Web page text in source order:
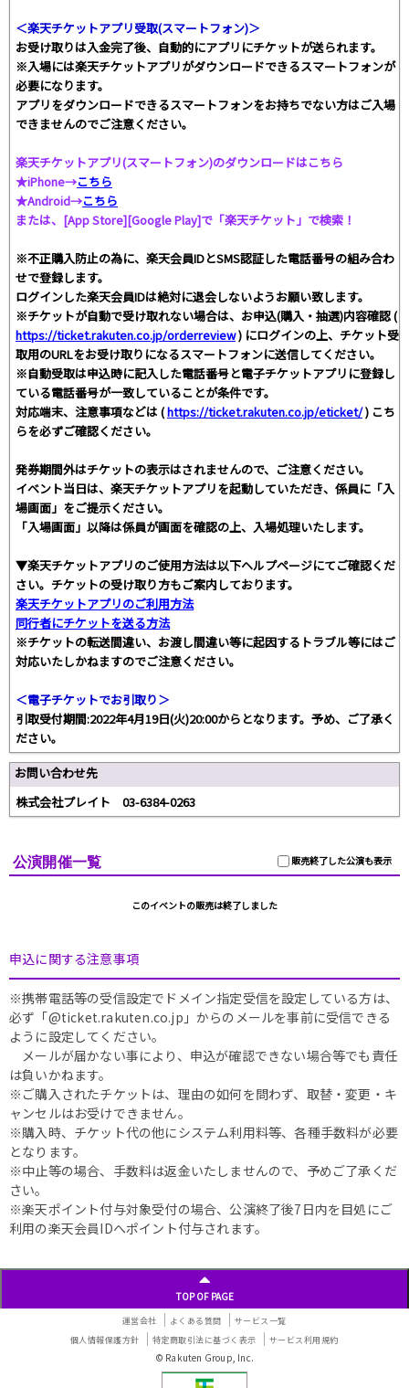
＜楽天チケットアプリ受取(スマートフォン)＞
お受け取りは入金完了後、自動的にアプリにチケットが送られます。
※入場には楽天チケットアプリがダウンロードできるスマートフォンが
必要になります。
アプリをダウンロードできるスマートフォンをお持ちでない方はご入場
できませんのでご注意ください。
楽天チケットアプリ(スマートフォン)のダウンロードはこちら
★iPhone→こちら
★Android→こちら
または、[App Store][Google Play]で「楽天チケット」で検索！
※不正購入防止の為に、楽天会員IDとSMS認証した電話番号の組み合わ
せで登録します。
ログインした楽天会員IDは絶対に退会しないようお願い致します。
※チケットが自動で受け取れない場合は、お申込(購入・抽選)内容確認 (
https://ticket.rakuten.co.jp/orderreview) にログインの上、チケット受
取用のURLをお受け取りになるスマートフォンに送信してください。
※自動受取は申込時に記入した電話番号と電子チケットアプリに登録し
ている電話番号が一致していることが条件です。
対応端末、注意事項などは (https://ticket.rakuten.co.jp/eticket/) こち
らを必ずご確認ください。
発券期間外はチケットの表示はされませんので、ご注意ください。
イベント当日は、楽天チケットアプリを起動していただき、係員に「入
場画面」をご提示ください。
「入場画面」以降は係員が画面を確認の上、入場処理いたします。
▼楽天チケットアプリのご使用方法は以下ヘルプページにてご確認くだ
さい。チケットの受け取り方もご案内しております。
楽天チケットアプリのご利用方法
同行者にチケットを送る方法
※チケットの転送間違い、お渡し間違い等に起因するトラブル等にはご
対応いたしかねますのでご注意ください。
＜電子チケットでお引取り＞
引取受付期間:2022年4月19日(火)20:00からとなります。予め、ご了承く
ださい。
お問い合わせ先
株式会社プレイト 03-6384-0263
販売終了した公演も表示
公演開催一覧
このイベントの販売は終了しました
申込に関する注意事項
※携帯電話等の受信設定でドメイン指定受信を設定している方は、
必ず「@ticket.rakuten.co.jp」からのメールを事前に受信できる
ように設定してください。
メールが届かない事により、申込が確認できない場合等でも責任
は負いかねます。
※ご購入されたチケットは、理由の如何を問わず、取替・変更・キ
ャンセルはお受けできません。
※購入時、チケット代の他にシステム利用料等、各種手数料が必要
となります。
※中止等の場合、手数料は返金いたしませんので、予めご了承くだ
さい。
※楽天ポイント付与対象受付の場合、公演終了後7日内を目処にご
利用の楽天会員IDへポイント付与されます。
TOP OF PAGE
運営会社 よくある質問
サービス一覧
個人情報保護方針
特定商取引法に基づく表示 サービス利用規約
© Rakuten Group, Inc.